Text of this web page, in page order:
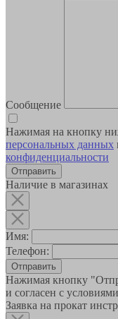
Сообщение
Нажимая на кнопку
персональных данных
конфиденциальности
Наличие в магазинах
Имя:
Телефон:
Отправить
Нажимая кнопку
и согласен с условиями
Заявка на прокат